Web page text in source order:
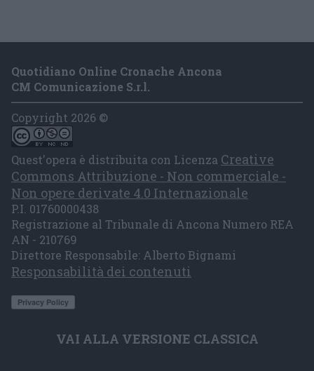
Quotidiano Online Cronache Ancona
CM Comunicazione S.r.l.
Copyright 2026 ©
Quest'opera è distribuita con Licenza Creative
Commons Attribuzione - Non commerciale -
Non opere derivate 4.0 Internazionale
P.I. 01760000438
Registrazione al Tribunale di Ancona Numero REA
AN - 210769
Direttore Responsabile: Alberto Bignami
Responsabilità dei contenuti
VAI ALLA VERSIONE CLASSICA